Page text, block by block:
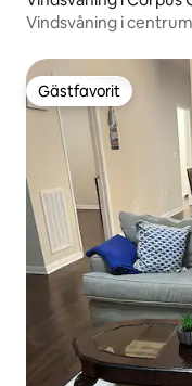
Vindsvåning i
Gästfavorit
Gästfavorit